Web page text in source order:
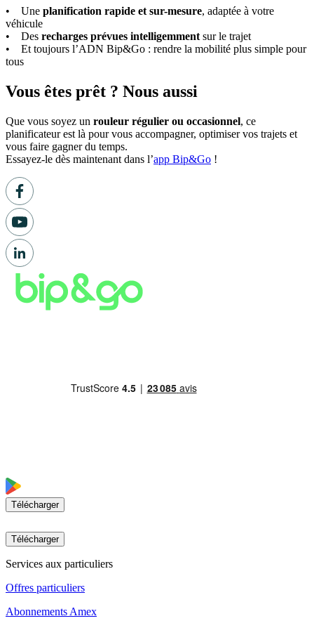
• Une planification rapide et sur-mesure, adaptée à votre
véhicule
• Des recharges prévues intelligemment sur le trajet
• Et toujours l’ADN Bip&Go : rendre la mobilité plus simple pour
tous
Vous êtes prêt ? Nous aussi
Que vous soyez un rouleur régulier ou occasionnel, ce
planificateur est là pour vous accompagner, optimiser vos trajets et
vous faire gagner du temps.
Essayez-le dès maintenant dans l’app Bip&Go !
Télécharger
Télécharger
Services aux particuliers
Offres particuliers
Abonnements Amex